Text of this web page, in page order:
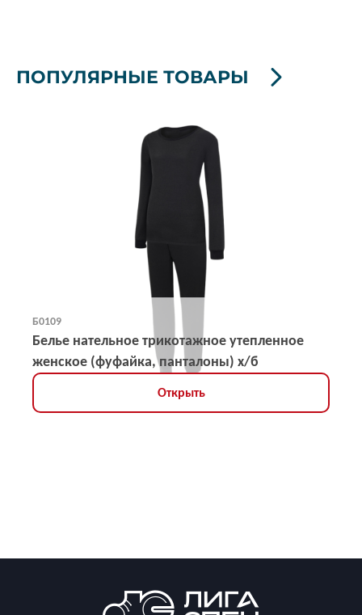
ПОПУЛЯРНЫЕ ТОВАРЫ
Б0109
Белье нательное трикотажное утепленное
женское (фуфайка, панталоны) х/б
Открыть